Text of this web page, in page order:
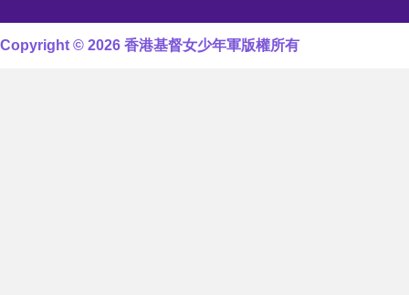
Copyright © 2026 香港基督女少年軍版權所有